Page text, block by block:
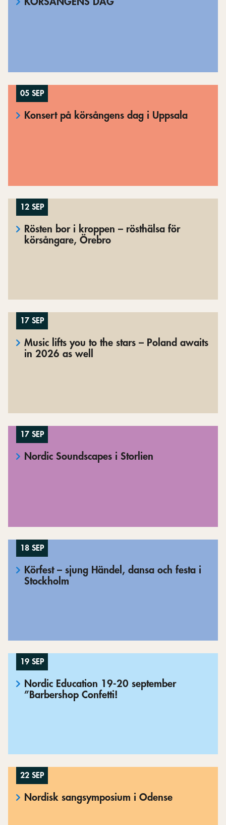
05 SEP
Konsert på körsångens dag i Uppsala
12 SEP
Rösten bor i kroppen – rösthälsa för
körsångare, Örebro
17 SEP
Music lifts you to the stars – Poland awaits
in 2026 as well
17 SEP
Nordic Soundscapes i Storlien
18 SEP
Körfest – sjung Händel, dansa och festa i
Stockholm
19 SEP
Nordic Education 19-20 september
”Barbershop Confetti!
22 SEP
Nordisk sangsymposium i Odense